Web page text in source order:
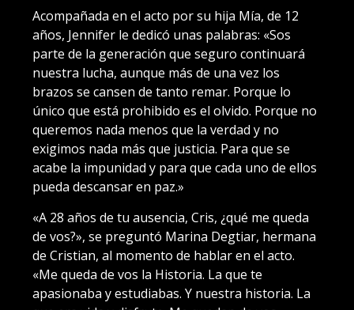
Acompañada en el acto por su hija Mía, de 12
años, Jennifer le dedicó unas palabras: «Sos
parte de la generación que seguro continuará
nuestra lucha, aunque más de una vez los
brazos se cansen de tanto remar. Porque lo
único que está prohibido es el olvido. Porque no
queremos nada menos que la verdad y no
exigimos nada más que justicia. Para que se
acabe la impunidad y para que cada uno de ellos
pueda descansar en paz.»
«A 28 años de tu ausencia, Cris, ¿qué me queda
de vos?», se preguntó Marina Degtiar, hermana
de Cristian, al momento de hablar en el acto.
«Me queda de vos la Historia. La que te
apasionaba y estudiabas. Y nuestra historia. La